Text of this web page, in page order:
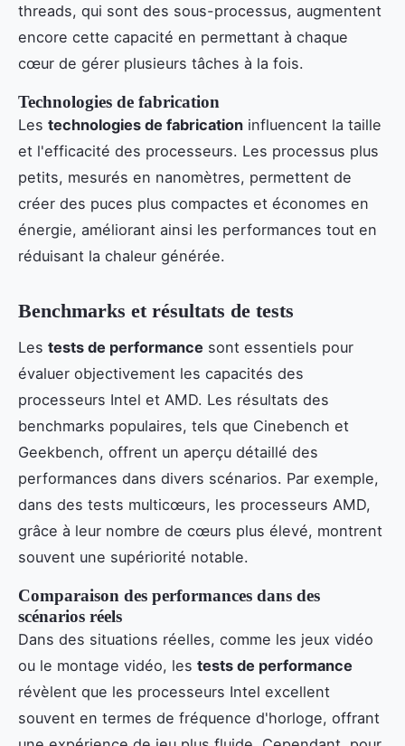
threads, qui sont des sous-processus, augmentent
encore cette capacité en permettant à chaque
cœur de gérer plusieurs tâches à la fois.
Technologies de fabrication
Les technologies de fabrication influencent la taille
et l'efficacité des processeurs. Les processus plus
petits, mesurés en nanomètres, permettent de
créer des puces plus compactes et économes en
énergie, améliorant ainsi les performances tout en
réduisant la chaleur générée.
Benchmarks et résultats de tests
Les tests de performance sont essentiels pour
évaluer objectivement les capacités des
processeurs Intel et AMD. Les résultats des
benchmarks populaires, tels que Cinebench et
Geekbench, offrent un aperçu détaillé des
performances dans divers scénarios. Par exemple,
dans des tests multicœurs, les processeurs AMD,
grâce à leur nombre de cœurs plus élevé, montrent
souvent une supériorité notable.
Comparaison des performances dans des
scénarios réels
Dans des situations réelles, comme les jeux vidéo
ou le montage vidéo, les tests de performance
révèlent que les processeurs Intel excellent
souvent en termes de fréquence d'horloge, offrant